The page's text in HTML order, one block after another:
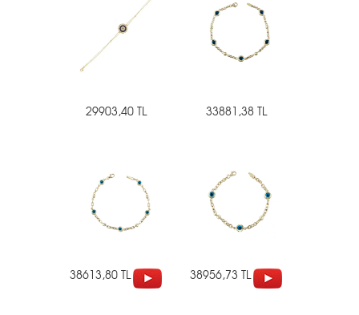
29903,40 TL 33881,38 TL
38613,80 TL 38956,73 TL